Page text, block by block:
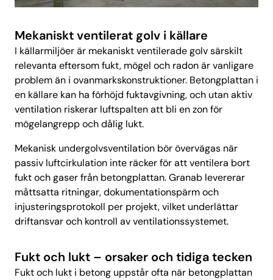
Mekaniskt ventilerat golv i källare
I källarmiljöer är mekaniskt ventilerade golv särskilt
relevanta eftersom fukt, mögel och radon är vanligare
problem än i ovanmarkskonstruktioner. Betongplattan i
en källare kan ha förhöjd fuktavgivning, och utan aktiv
ventilation riskerar luftspalten att bli en zon för
mögelangrepp och dålig lukt.
Mekanisk undergolvsventilation bör övervägas när
passiv luftcirkulation inte räcker för att ventilera bort
fukt och gaser från betongplattan. Granab levererar
måttsatta ritningar, dokumentationspärm och
injusteringsprotokoll per projekt, vilket underlättar
driftansvar och kontroll av ventilationssystemet.
Fukt och lukt – orsaker och tidiga tecken
Fukt och lukt i betong uppstår ofta när betongplattan